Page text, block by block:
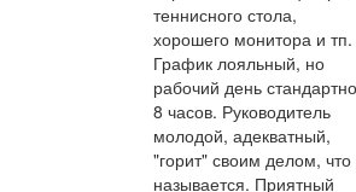
теннисного стола,
хорошего монитора и тп.
График лояльный, но
рабочий день стандартно
8 часов. Руководитель
молодой, адекватный,
"горит" своим делом, что
называется. Приятный